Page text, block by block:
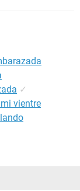
✓
vientre